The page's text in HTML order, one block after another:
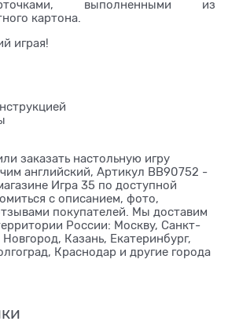
выполненными из
картона.
играя!
заказать настольную игру
английский, Артикул BB90752 -
Игра 35 по доступной
с описанием, фото,
покупателей. Мы доставим
России: Москву, Санкт-
Казань, Екатеринбург,
Краснодар и другие города